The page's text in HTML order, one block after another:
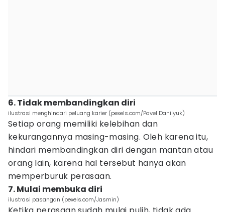
6. Tidak membandingkan diri
ilustrasi menghindari peluang karier (pexels.com/Pavel Danilyuk)
Setiap orang memiliki kelebihan dan
kekurangannya masing-masing. Oleh karena itu,
hindari membandingkan diri dengan mantan atau
orang lain, karena hal tersebut hanya akan
memperburuk perasaan.
7. Mulai membuka diri
ilustrasi pasangan (pexels.com/Jasmin)